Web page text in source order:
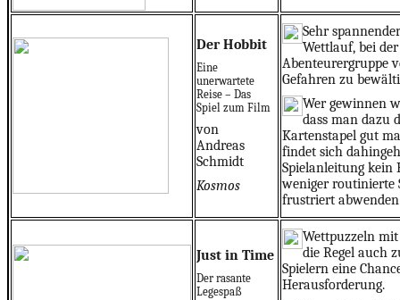
Der Hobbit
Eine
unerwartete
Reise – Das
Spiel zum Film
von
Andreas
Schmidt
Kosmos
Sehr
Wettlauf, bei
Abenteurergruppe
Gefahren zu
Wer gewinnen
dass man dazu
Kartenstapel gut
findet sich
Spielanleitung kein
weniger routinierte
frustriert
Just in Time
Der rasante
Legespaß
Wettpuzzeln
die Regel auch
Spielern eine
Herausforderung.